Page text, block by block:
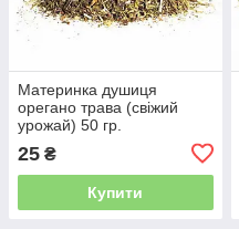
Материнка душиця
орегано трава (свіжий
урожай) 50 гр.
25 ₴
Купити